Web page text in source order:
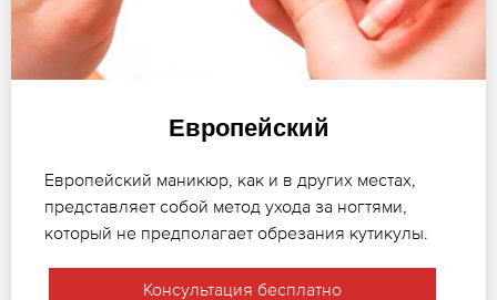
Европейский
Европейский маникюр, как и в других местах,
представляет собой метод ухода за ногтями,
который не предполагает обрезания кутикулы.
Консультация бесплатно